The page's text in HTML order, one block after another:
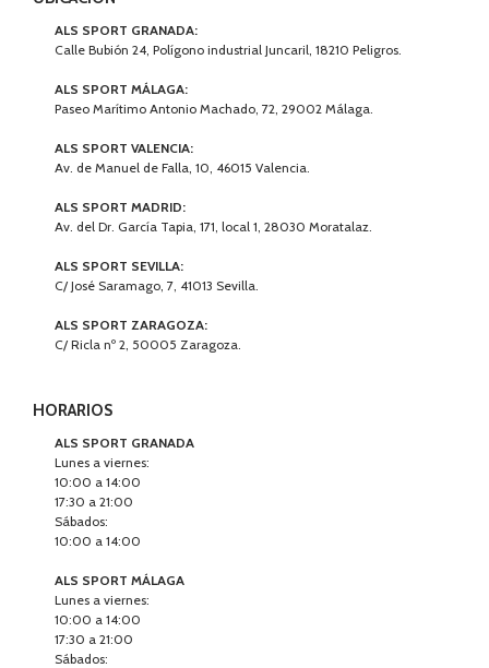
ALS SPORT GRANADA:
Calle Bubión 24, Polígono industrial Juncaril, 18210 Peligros.
ALS SPORT MÁLAGA:
Paseo Marítimo Antonio Machado, 72, 29002 Málaga.
ALS SPORT VALENCIA:
Av. de Manuel de Falla, 10, 46015 Valencia.
ALS SPORT MADRID:
Av. del Dr. García Tapia, 171, local 1, 28030 Moratalaz.
ALS SPORT SEVILLA:
C/ José Saramago, 7, 41013 Sevilla.
ALS SPORT ZARAGOZA:
C/ Ricla nº 2, 50005 Zaragoza.
HORARIOS
ALS SPORT GRANADA
Lunes a viernes:
10:00 a 14:00
17:30 a 21:00
Sábados:
10:00 a 14:00
ALS SPORT MÁLAGA
Lunes a viernes:
10:00 a 14:00
17:30 a 21:00
Sábados: